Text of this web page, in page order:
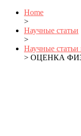
Home
>
Научные статьи
>
Научные статьи
> ОЦЕНКА